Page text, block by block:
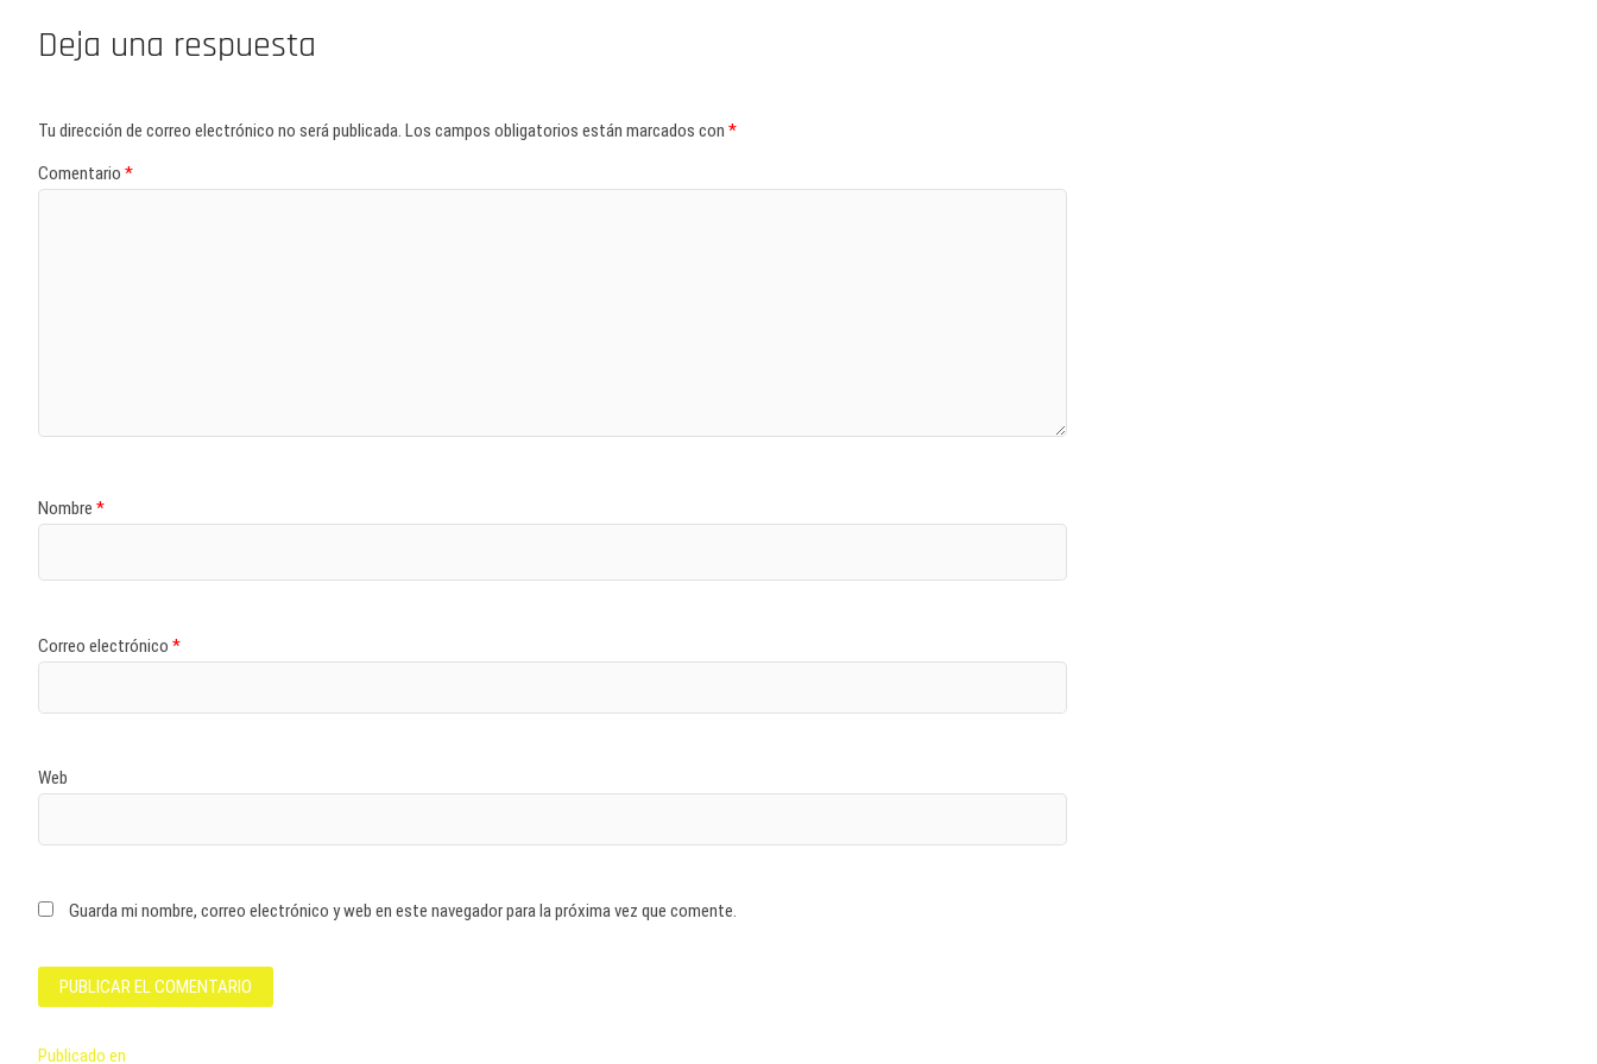
Deja una respuesta
Tu dirección de correo electrónico no será publicada. Los campos obligatorios están marcados con *
Comentario *
Nombre *
Correo electrónico *
Web
Guarda mi nombre, correo electrónico y web en este navegador para la próxima vez que comente.
Publicado en